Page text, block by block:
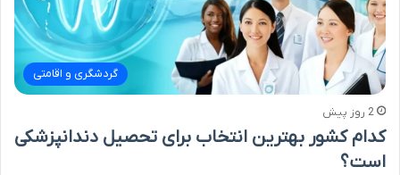
گردشگری و اقامتی
2 روز پیش
کدام کشور بهترین انتخاب برای تحصیل دندانپزشکی
است؟